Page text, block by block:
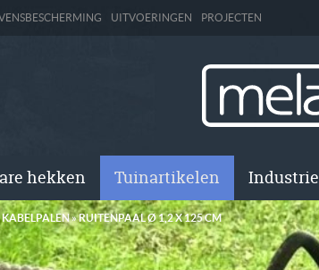
UITVOERINGEN PROJECTEN
hekken Tuinartikelen Industrie
»RUITENPAAL Ø 1,2 X 125 CM